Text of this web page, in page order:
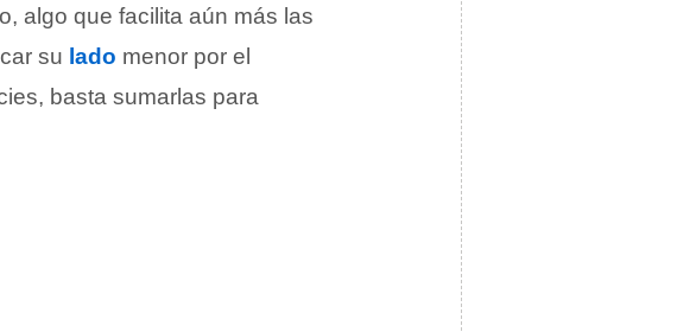
algo que facilita aún más las
su lado menor por el
basta sumarlas para